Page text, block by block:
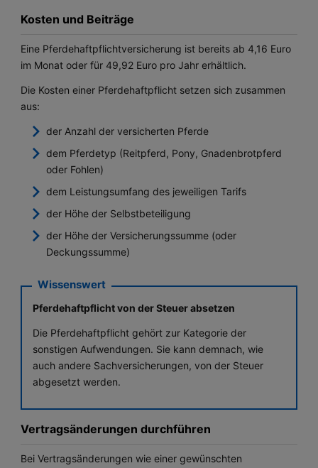
Kosten und Beiträge
Eine Pferdehaftpflichtversicherung ist bereits ab 4,16 Euro
im Monat oder für 49,92 Euro pro Jahr erhältlich.
Die Kosten einer Pferdehaftpflicht setzen sich zusammen
aus:
der Anzahl der versicherten Pferde
dem Pferdetyp (Reitpferd, Pony, Gnadenbrotpferd
oder Fohlen)
dem Leistungsumfang des jeweiligen Tarifs
der Höhe der Selbstbeteiligung
der Höhe der Versicherungssumme (oder
Deckungssumme)
Pferdehaftpflicht von der Steuer absetzen
Die Pferdehaftpflicht gehört zur Kategorie der
sonstigen Aufwendungen. Sie kann demnach, wie
auch andere Sachversicherungen, von der Steuer
abgesetzt werden.
Vertragsänderungen durchführen
Bei Vertragsänderungen wie einer gewünschten